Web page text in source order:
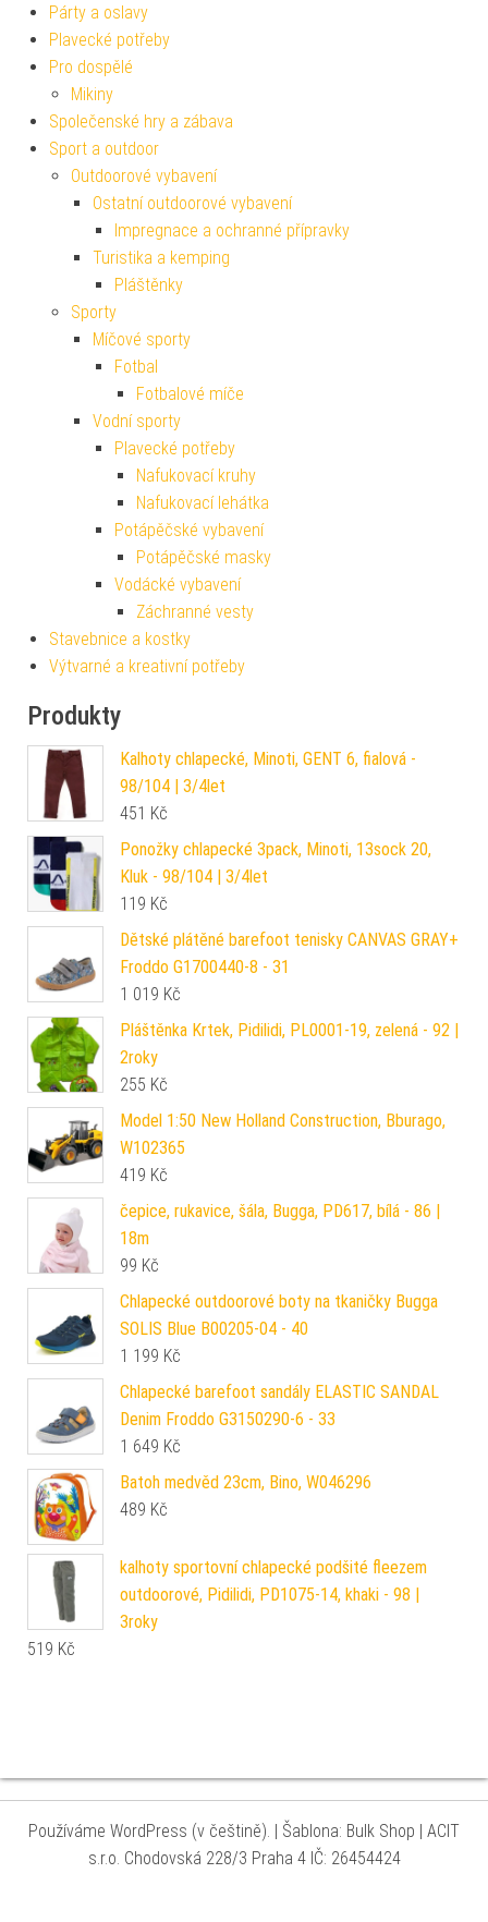
Párty a oslavy
Plavecké potřeby
Pro dospělé
Mikiny
Společenské hry a zábava
Sport a outdoor
Outdoorové vybavení
Ostatní outdoorové vybavení
Impregnace a ochranné přípravky
Turistika a kemping
Pláštěnky
Sporty
Míčové sporty
Fotbal
Fotbalové míče
Vodní sporty
Plavecké potřeby
Nafukovací kruhy
Nafukovací lehátka
Potápěčské vybavení
Potápěčské masky
Vodácké vybavení
Záchranné vesty
Stavebnice a kostky
Výtvarné a kreativní potřeby
Produkty
Kalhoty chlapecké, Minoti, GENT 6, fialová -
98/104 | 3/4let
451 Kč
Ponožky chlapecké 3pack, Minoti, 13sock 20,
Kluk - 98/104 | 3/4let
119 Kč
Dětské plátěné barefoot tenisky CANVAS GRAY+
Froddo G1700440-8 - 31
1 019 Kč
Pláštěnka Krtek, Pidilidi, PL0001-19, zelená - 92 |
2roky
255 Kč
Model 1:50 New Holland Construction, Bburago,
W102365
419 Kč
čepice, rukavice, šála, Bugga, PD617, bílá - 86 |
18m
99 Kč
Chlapecké outdoorové boty na tkaničky Bugga
SOLIS Blue B00205-04 - 40
1 199 Kč
Chlapecké barefoot sandály ELASTIC SANDAL
Denim Froddo G3150290-6 - 33
1 649 Kč
Batoh medvěd 23cm, Bino, W046296
489 Kč
kalhoty sportovní chlapecké podšité fleezem
outdoorové, Pidilidi, PD1075-14, khaki - 98 |
3roky
519 Kč
Používáme WordPress (v češtině). Šablona: Bulk Shop
| ACIT
s.r.o. Chodovská 228/3 Praha 4 IČ: 26454424